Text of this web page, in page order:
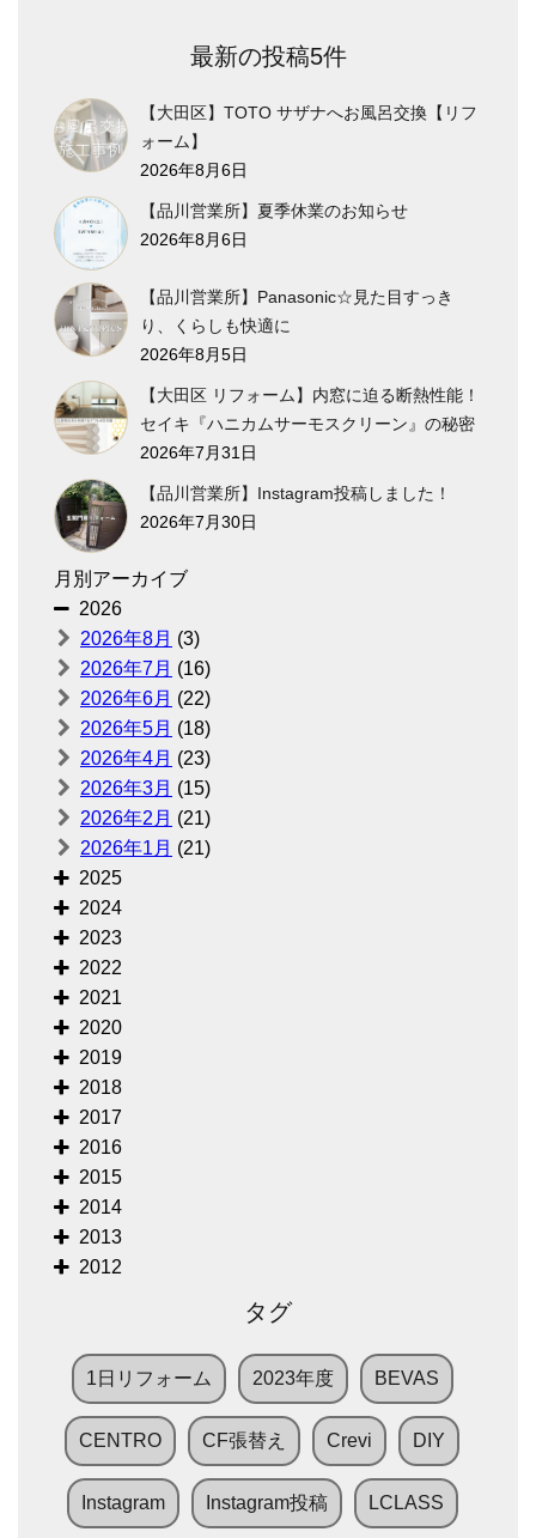
最新の投稿5件
【大田区】TOTO サザナへお風呂交換【リフ
ォーム】
2026年8月6日
【品川営業所】夏季休業のお知らせ
2026年8月6日
【品川営業所】Panasonic☆見た目すっき
り、くらしも快適に
2026年8月5日
【大田区 リフォーム】内窓に迫る断熱性能！
セイキ『ハニカムサーモスクリーン』の秘密
2026年7月31日
【品川営業所】Instagram投稿しました！
2026年7月30日
月別アーカイブ
2026
2026年8月 (3)
2026年7月 (16)
2026年6月 (22)
2026年5月 (18)
2026年4月 (23)
2026年3月 (15)
2026年2月 (21)
2026年1月 (21)
2025
2024
2023
2022
2021
2020
2019
2018
2017
2016
2015
2014
2013
2012
タグ
1日リフォーム 2023年度 BEVAS
CENTRO CF張替え Crevi DIY
Instagram Instagram投稿 LCLASS